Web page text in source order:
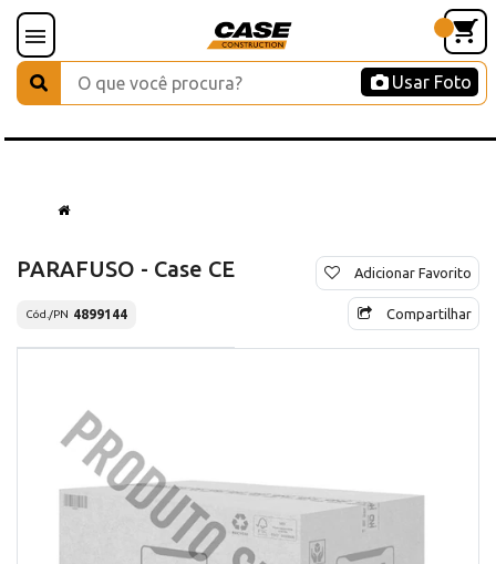
Usar Foto
PARAFUSO - Case CE
Cód./PN 4899144
Adicionar Favorito
Compartilhar